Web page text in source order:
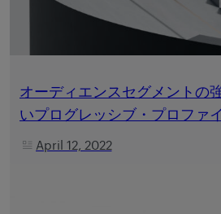
オーディエンスセグメントの
いプログレッシブ・プロファ
April 12, 2022